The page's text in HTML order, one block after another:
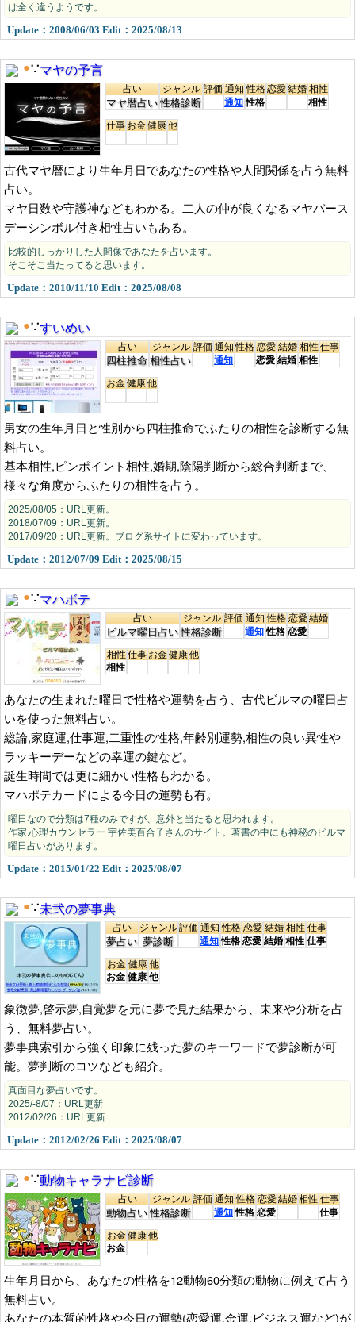
は全く違うようです。
Update：2008/06/03 Edit：2025/08/13
●∵マヤの予言
占い
マヤ暦占い
ジャンル
性格診断
評価通知
通知
性格
性格
恋愛結婚相性
相性
仕事お金健康他
古代マヤ暦により生年月日であなたの性格や人間関係を占う無料
占い。
マヤ日数や守護神などもわかる。二人の仲が良くなるマヤバース
デーシンボル付き相性占いもある。
比較的しっかりした人間像であなたを占います。
そこそこ当たってると思います。
Update：2010/11/10 Edit：2025/08/08
●∵すいめい
占い
四柱推命
ジャンル
相性占い
評価通知
通知
性格恋愛
恋愛
結婚
結婚
相性
相性
仕事
お金健康他
男女の生年月日と性別から四柱推命でふたりの相性を診断する無
料占い。
基本相性,ピンポイント相性,婚期,陰陽判断から総合判断まで、
様々な角度からふたりの相性を占う。
2025/08/05：URL更新。
2018/07/09：URL更新。
2017/09/20：URL更新。ブログ系サイトに変わっています。
Update：2012/07/09 Edit：2025/08/15
●∵マハボテ
占い
ビルマ曜日占い
ジャンル
性格診断
評価通知
通知
性格
性格
恋愛
恋愛
結婚
相性
相性
仕事お金健康他
あなたの生まれた曜日で性格や運勢を占う、古代ビルマの曜日占
いを使った無料占い。
総論,家庭運,仕事運,二重性の性格,年齢別運勢,相性の良い異性や
ラッキーデーなどの幸運の鍵など。
誕生時間では更に細かい性格もわかる。
マハポテカードによる今日の運勢も有。
曜日なので分類は7種のみですが、意外と当たると思われます。
作家.心理カウンセラー 宇佐美百合子さんのサイト。著書の中にも神秘のビルマ
曜日占いがあります。
Update：2015/01/22 Edit：2025/08/07
●∵未弐の夢事典
占い
夢占い
ジャンル
夢診断
評価通知
通知
性格
性格
恋愛
恋愛
結婚
結婚
相性
相性
仕事
仕事
お金
お金
健康
健康
他
他
象徴夢,啓示夢,自覚夢を元に夢で見た結果から、未来や分析を占
う、無料夢占い。
夢事典索引から強く印象に残った夢のキーワードで夢診断が可
能。夢判断のコツなども紹介。
真面目な夢占いです。
2025/-8/07：URL更新
2012/02/26：URL更新
Update：2012/02/26 Edit：2025/08/07
●∵動物キャラナビ診断
占い
動物占い
ジャンル
性格診断
評価通知
通知
性格
性格
恋愛
恋愛
結婚相性仕事
仕事
お金
お金
健康他
生年月日から、あなたの性格を12動物60分類の動物に例えて占う
無料占い。
あなたの本質的性格や今日の運勢(恋愛運,金運,ビジネス運など)が